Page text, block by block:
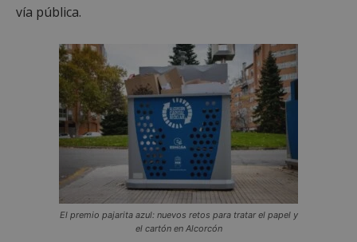
vía pública.
El premio pajarita azul: nuevos retos para tratar el papel y
el cartón en Alcorcón